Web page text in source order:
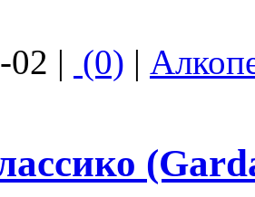
02 | (0) |